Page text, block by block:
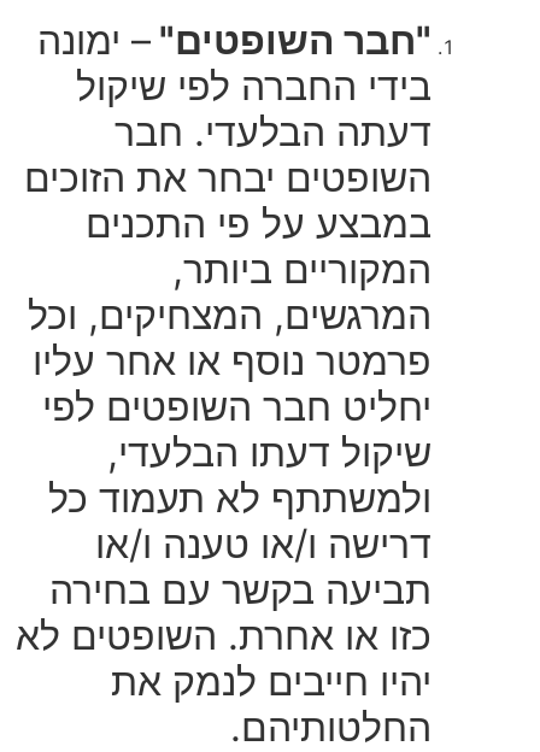
"חבר השופטים" – ימונה
בידי החברה לפי שיקול
דעתה הבלעדי. חבר
השופטים יבחר את הזוכים
במבצע על פי התכנים
המקוריים ביותר,
המרגשים, המצחיקים, וכל
פרמטר נוסף או אחר עליו
יחליט חבר השופטים לפי
שיקול דעתו הבלעדי,
ולמשתתף לא תעמוד כל
דרישה ו/או טענה ו/או
תביעה בקשר עם בחירה
כזו או אחרת. השופטים לא
יהיו חייבים לנמק את
החלטותיהם.